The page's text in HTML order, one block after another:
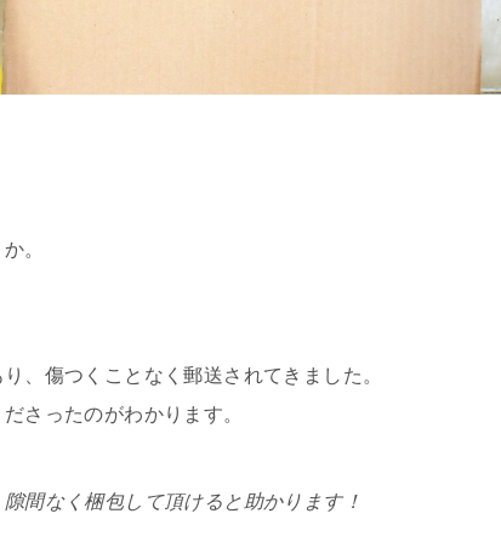
。
、傷つくことなく郵送されてきました。
さったのがわかります。
間なく梱包して頂けると助かります！